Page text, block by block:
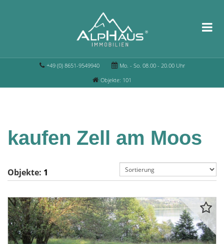
+49 (0) 8651-9549940
Mo. - So. 08.00 - 20.00 Uhr
Objekte: 101
kaufen Zell am Moos
Objekte: 1